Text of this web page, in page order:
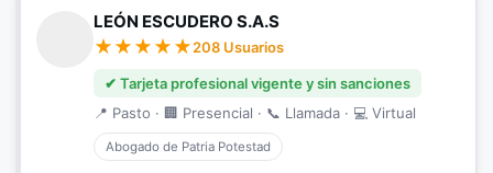
LEÓN ESCUDERO S.A.S
208 Usuarios
✔ Tarjeta profesional vigente y sin sanciones
📍 Pasto · 🏢 Presencial · 📞 Llamada · 💻 Virtual
Abogado de Patria Potestad